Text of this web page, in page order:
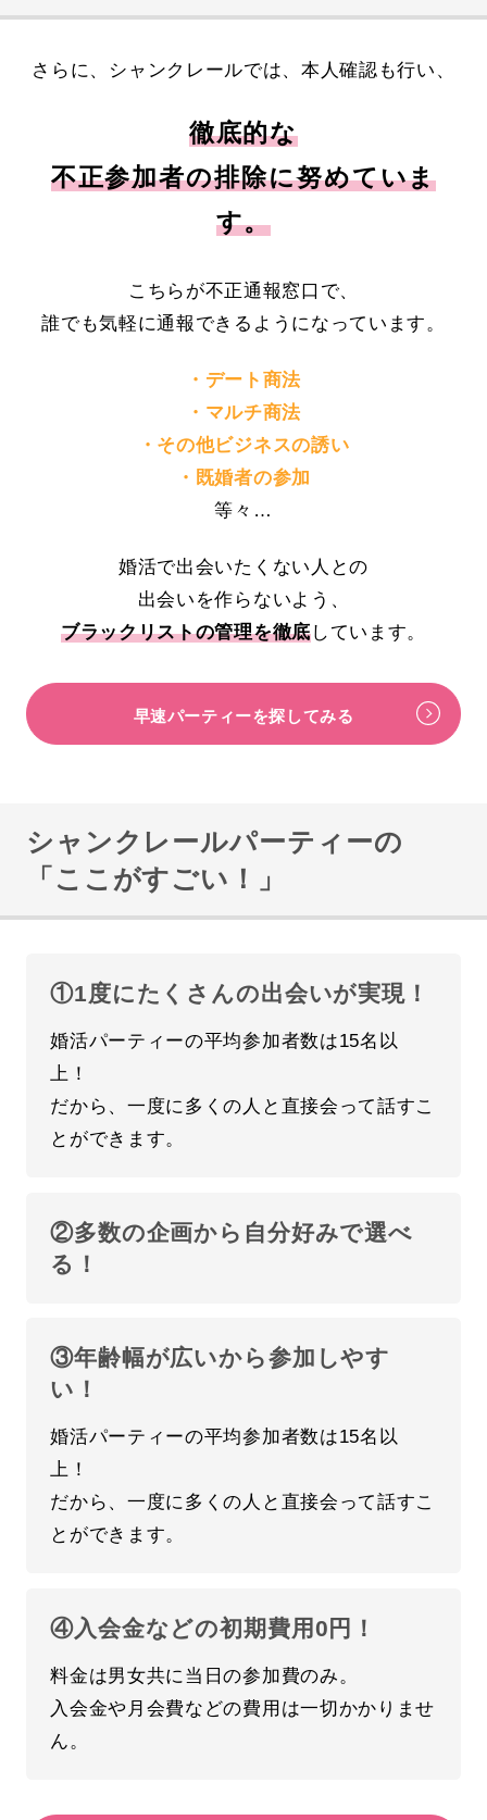
さらに、シャンクレールでは、本人確認も行い、
徹底的な
不正参加者の排除に努めていま
す。
こちらが不正通報窓口で、
誰でも気軽に通報できるようになっています。
・デート商法
・マルチ商法
・その他ビジネスの誘い
・既婚者の参加
等々…
婚活で出会いたくない人との
出会いを作らないよう、
ブラックリストの管理を徹底しています。
早速パーティーを探してみる
シャンクレールパーティーの
「ここがすごい！」
①1度にたくさんの出会いが実現！
婚活パーティーの平均参加者数は15名以
上！
だから、一度に多くの人と直接会って話すこ
とができます。
②多数の企画から自分好みで選べ
る！
③年齢幅が広いから参加しやす
い！
婚活パーティーの平均参加者数は15名以
上！
だから、一度に多くの人と直接会って話すこ
とができます。
④入会金などの初期費用0円！
料金は男女共に当日の参加費のみ。
入会金や月会費などの費用は一切かかりませ
ん。